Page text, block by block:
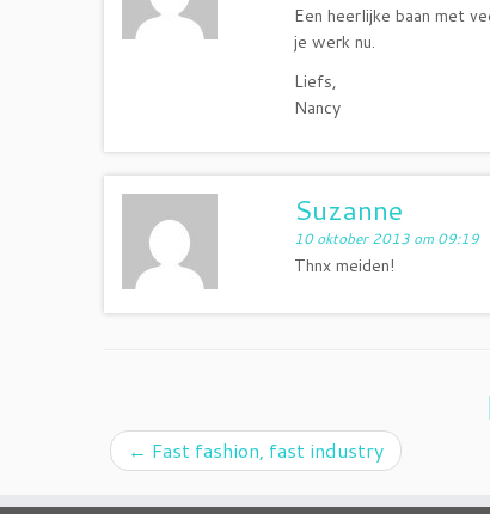
Een heerlijke baan met
je werk nu.
Liefs,
Nancy
Suzanne
10 oktober 2013 om 09:19
Thnx meiden!
← Fast fashion, fast industry